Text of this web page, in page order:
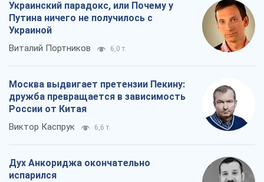
Украинский парадокс, или Почему у
Путина ничего не получилось с
Украиной
Виталий Портников 6,0 т.
Москва выдвигает претензии Пекину:
дружба превращается в зависимость
России от Китая
Виктор Каспрук 6,6 т.
Дух Анкориджа окончательно
испарился